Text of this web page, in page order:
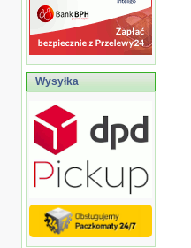
Wysyłka